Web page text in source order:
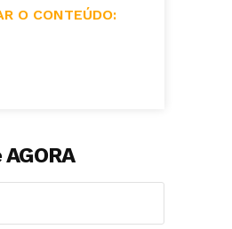
O CONTEÚDO: